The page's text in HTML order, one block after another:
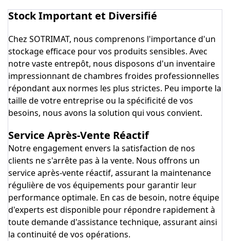
Stock Important et Diversifié
Chez SOTRIMAT, nous comprenons l'importance d'un
stockage efficace pour vos produits sensibles. Avec
notre vaste entrepôt, nous disposons d'un inventaire
impressionnant de chambres froides professionnelles
répondant aux normes les plus strictes. Peu importe la
taille de votre entreprise ou la spécificité de vos
besoins, nous avons la solution qui vous convient.
Service Après-Vente Réactif
Notre engagement envers la satisfaction de nos
clients ne s'arrête pas à la vente. Nous offrons un
service après-vente réactif, assurant la maintenance
régulière de vos équipements pour garantir leur
performance optimale. En cas de besoin, notre équipe
d'experts est disponible pour répondre rapidement à
toute demande d'assistance technique, assurant ainsi
la continuité de vos opérations.